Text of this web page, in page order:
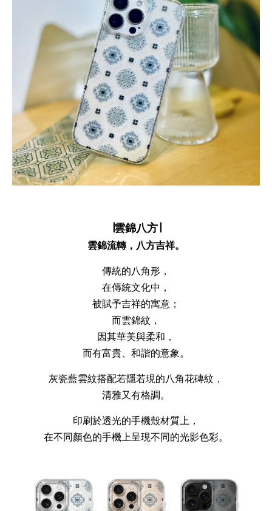
∣雲錦八方∣
雲錦流轉，八方吉祥。
傳統的八角形，
在傳統文化中，
被賦予吉祥的寓意；
而雲錦紋，
因其華美與柔和，
而有富貴、和諧的意象。
灰瓷藍雲紋搭配若隱若現的八角花磚紋，
清雅又有格調。
印刷於透光的手機殼材質上，
在不同顏色的手機上呈現不同的光影色彩。